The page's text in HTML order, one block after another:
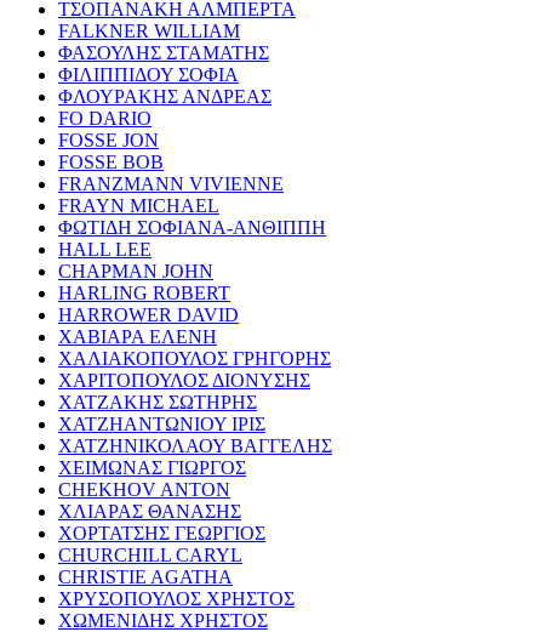
ΤΣΟΠΑΝΑΚΗ ΑΛΜΠΕΡΤΑ
FALKNER WILLIAM
ΦΑΣΟΥΛΗΣ ΣΤΑΜΑΤΗΣ
ΦΙΛΙΠΠΙΔΟΥ ΣΟΦΙΑ
ΦΛΟΥΡΑΚΗΣ ΑΝΔΡΕΑΣ
FO DARIO
FOSSE JON
FOSSE BOB
FRANZMANN VIVIENNE
FRAYN MICHAEL
ΦΩΤΙΔΗ ΣΟΦΙΑΝΑ-ΑΝΘΙΠΠΗ
HALL LEE
CHAPMAN JOHN
HARLING ROBERT
HARROWER DAVID
ΧΑΒΙΑΡΑ ΕΛΕΝΗ
ΧΑΛΙΑΚΟΠΟΥΛΟΣ ΓΡΗΓΟΡΗΣ
ΧΑΡΙΤΟΠΟΥΛΟΣ ΔΙΟΝΥΣΗΣ
ΧΑΤΖΑΚΗΣ ΣΩΤΗΡΗΣ
ΧΑΤΖΗΑΝΤΩΝΙΟΥ ΙΡΙΣ
ΧΑΤΖΗΝΙΚΟΛΑΟΥ ΒΑΓΓΕΛΗΣ
ΧΕΙΜΩΝΑΣ ΓΙΩΡΓΟΣ
CHEKHOV ANTON
ΧΛΙΑΡΑΣ ΘΑΝΑΣΗΣ
ΧΟΡΤΑΤΣΗΣ ΓΕΩΡΓΙΟΣ
CHURCHILL CARYL
CHRISTIE AGATHA
ΧΡΥΣΟΠΟΥΛΟΣ ΧΡΗΣΤΟΣ
ΧΩΜΕΝΙΔΗΣ ΧΡΗΣΤΟΣ